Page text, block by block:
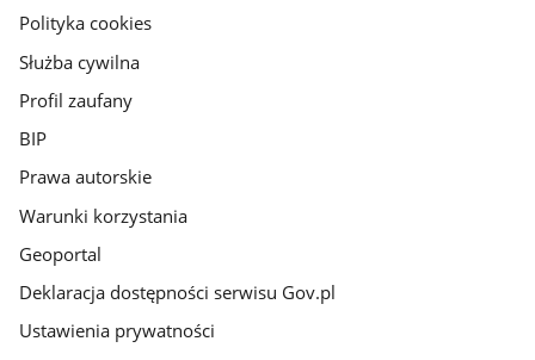
gov.pl
Polityka cookies
Służba cywilna
Profil zaufany
BIP
Prawa autorskie
Warunki korzystania
Geoportal
Deklaracja dostępności serwisu Gov.pl
Ustawienia prywatności